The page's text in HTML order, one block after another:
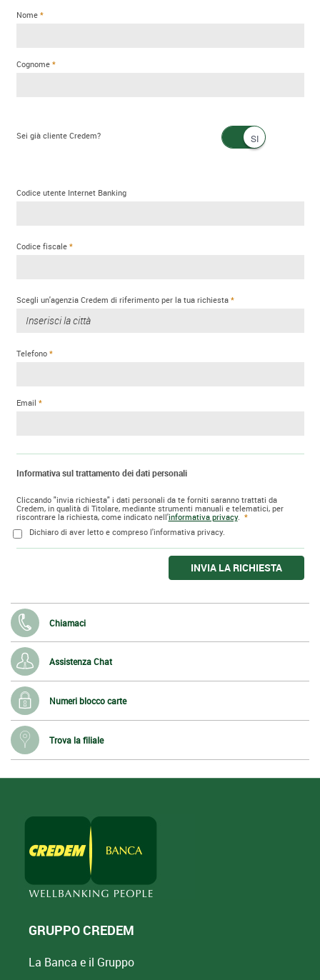
Nome
Cognome
Sei già cliente Credem?
Codice utente Internet Banking
Codice fiscale
Scegli un'agenzia Credem di riferimento per la tua richiesta
Telefono
Email
Informativa sul trattamento dei dati personali
Cliccando "invia richiesta" i dati personali da te forniti saranno trattati da
Credem, in qualità di Titolare, mediante strumenti manuali e telematici, per
riscontrare la richiesta, come indicato nell'informativa privacy.
Dichiaro di aver letto e compreso l'informativa privacy.
INVIA LA RICHIESTA
Chiamaci
Assistenza Chat
Numeri blocco carte
Trova la filiale
GRUPPO CREDEM
La Banca e il Gruppo